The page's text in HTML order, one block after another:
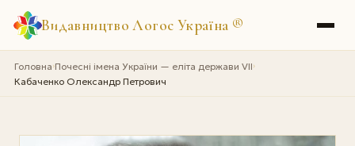
Видавництво Логос Україна ®
Головна›Почесні імена України — еліта держави VII›
Кабаченко Олександр Петрович